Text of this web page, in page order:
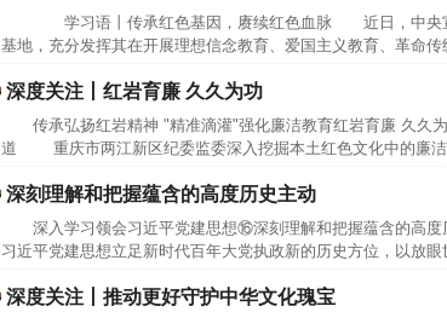
学习语丨传承红色基因，赓续红色血脉 近日，中央宣
基地，充分发挥其在开展理想信念教育、爱国主义教育、革命
深度关注丨红岩育廉 久久为功
传承弘扬红岩精神 "精准滴灌"强化廉洁教育红岩育廉 久久
道 重庆市两江新区纪委监委深入挖掘本土红色文化中的廉洁
深刻理解和把握蕴含的高度历史主动
深入学习领会习近平党建思想⑯深刻理解和把握蕴含的高
习近平党建思想立足新时代百年大党执政新的历史方位，以放
深度关注丨推动更好守护中华文化瑰宝